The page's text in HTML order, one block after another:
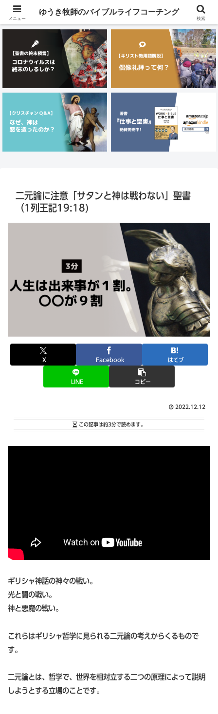
メニュー
二元論に注意「サタンと神は戦わない」聖書
（1列王記19:18)
X Facebook はてブ
LINE コピー
2022.12.12
この記事は約3分で読めます。
ギリシャ神話の神々の戦い。
光と闇の戦い。
神と悪魔の戦い。
これらはギリシャ哲学に見られる二元論の考えからくるもので
す。
二元論とは、哲学で、世界を相対立する二つの原理によって説明
しようとする立場のことです。
メニュー
ゆうき牧師のバイブルライフコーチング
検索